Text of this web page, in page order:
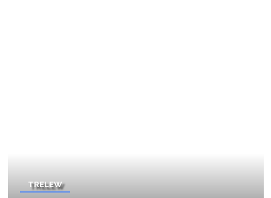
TRELEW